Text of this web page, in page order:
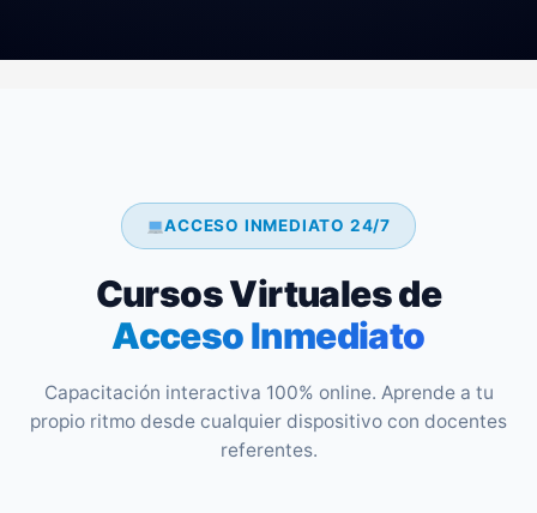
ACCESO INMEDIATO 24/7
Cursos Virtuales de
Acceso Inmediato
Capacitación interactiva 100% online. Aprende a tu
propio ritmo desde cualquier dispositivo con docentes
referentes.